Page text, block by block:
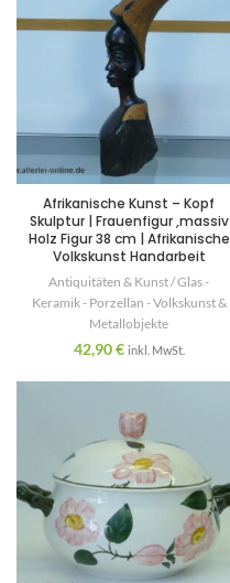
Afrikanische Kunst – Kopf
Skulptur | Frauenfigur ,massiv
Holz Figur 38 cm | Afrikanische
Volkskunst Handarbeit
Antiquitäten & Kunst / Glas -
Keramik - Porzellan - Volkskunst &
Metallobjekte
42,90€ inkl. MwSt.